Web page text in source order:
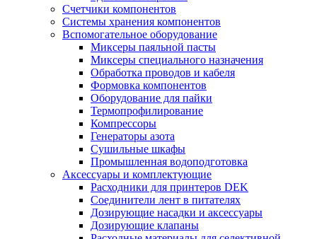
Счетчики компонентов
Системы хранения компонентов
Вспомогательное оборудование
Миксеры паяльной пасты
Миксеры специального назначения
Обработка проводов и кабеля
Формовка компонентов
Оборудование для пайки
Термопрофилирование
Компрессоры
Генераторы азота
Сушильные шкафы
Промышленная водоподготовка
Аксессуары и комплектующие
Расходники для принтеров DEK
Соединители лент в питателях
Дозирующие насадки и аксессуары
Дозирующие клапаны